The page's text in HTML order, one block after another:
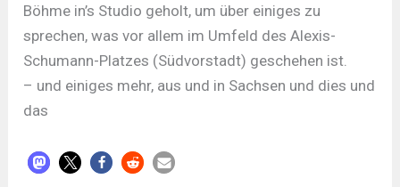
Böhme in’s Studio geholt, um über einiges zu
sprechen, was vor allem im Umfeld des Alexis-
Schumann-Platzes (Südvorstadt) geschehen ist.
– und einiges mehr, aus und in Sachsen und dies und
das